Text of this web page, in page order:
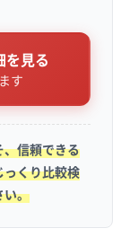
気とカビ
洗浄品質
す。
気とカビ
原村の湿気は
を見る
す
信頼できる
くり比較検
い。